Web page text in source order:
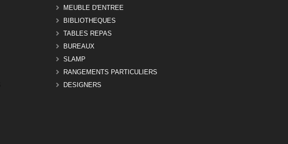
MEUBLE D'ENTREE
BIBLIOTHEQUES
TABLES REPAS
BUREAUX
SLAMP
RANGEMENTS PARTICULIERS
DESIGNERS